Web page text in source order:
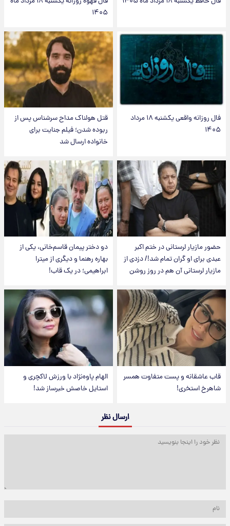
۱۴۰۵
فال روزانه واقعی یکشنبه ۱۸ مرداد
۱۴۰۵
قتل هولناک مداح سرشناس پس از
ربوده شدن؛ فیلم جنایت برای
خانواده ارسال شد
حضور مازیار لرستانی در ختم اکبر
عبدی برای او گران تمام شد!/ دزدی از
مازیار لرستانی آن هم در روز روشن
دو دختر پیمان قاسم‌خانی، یکی از
بهاره رهنما و دیگری از میترا
ابراهیمی؛ در یک قاب!
قاب عاشقانه و پست متفاوت همسر
شاهرخ استخری!
الهام پاوه‌نژاد با ورزش لاکچری و
استایل خاصش خبرساز شد!
ارسال نظر